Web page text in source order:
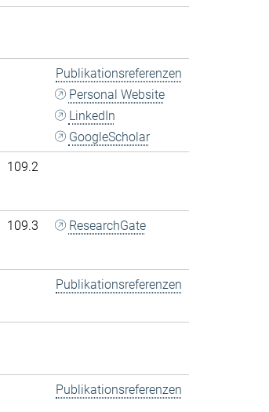
Publikationsreferenzen
Personal Website
LinkedIn
GoogleScholar
109.2
109.3 ResearchGate
Publikationsreferenzen
Publikationsreferenzen